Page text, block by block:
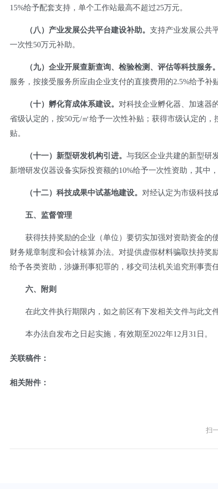
15%给予配套支持，单个工作站最高不超过25万元。
（八）产业发展公共平台建设补助。 支持产业发展公共
一次性50万元补助。
（九）企业开展查新查询、检验检测、评估等科技服务
服务，按接受服务所应由企业支付的直接费用的2.5%给予补
（十）孵化育成体系建设。 对科技企业孵化器、加速器
省级认定的，按50元/㎡给予一次性补贴；获得市级认定的
贴。
（十一）新型研发机构引进。 与我区企业共建的新型研
新增研发仪器设备实际投资额的10%给予一次性资助，其中
（十二）科技成果中试基地建设。 对经认定为市级科技
五、监督管理
获得扶持奖励的企业（单位）要切实加强对资助资金的
财务规章制度和会计核算办法。对提供虚假材料骗取扶持
给予各类资助，涉嫌刑事犯罪的，移交司法机关追究刑事责
六、附则
在此文件执行期限内，如之前区有下发相关文件与此文
本办法自发布之日起实施，有效期至2022年12月31日。
关联稿件：
相关附件：
扫